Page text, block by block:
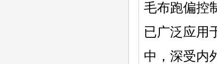
毛布跑偏控
已广泛应用
中，深受内